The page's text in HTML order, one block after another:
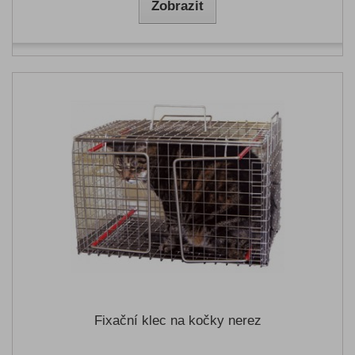
Zobrazit
Fixační klec na kočky nerez